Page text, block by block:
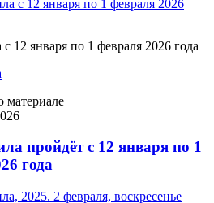
12 января по 1 февраля 2026 года
пройдёт с 12 января по 1
года